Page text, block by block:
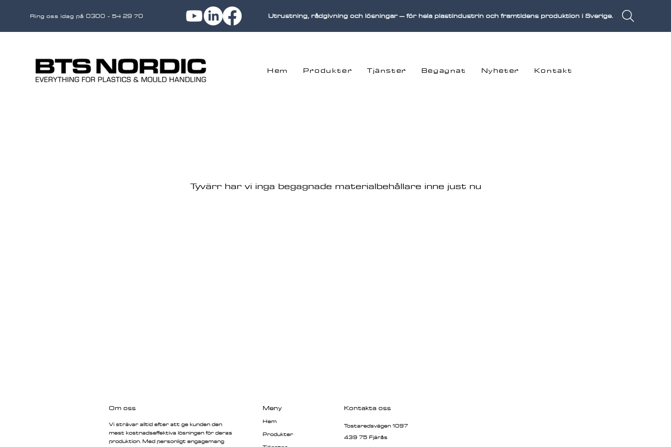
Ring oss idag på 0300 - 54 29 70 Utrustning, rådgivning och lösningar – för hela plastindustrin och framtidens produktion i Sverige.
Hem Produkter Tjänster Begagnat Nyheter Kontakt
Tyvärr har vi inga begagnade materialbehållare inne just nu
Om oss
Vi strävar alltid efter att ge kunden den
mest kostnadseffektiva lösningen för deras
produktion. Med personligt engagemang
Meny
Hem
Produkter
Kontakta oss
Tostaredsvägen 1097
439 75 Fjärås